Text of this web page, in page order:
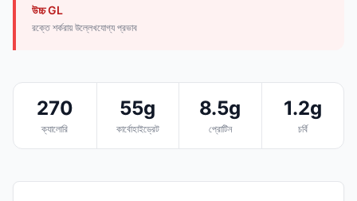
উচ্চ GL
রক্তে শর্করায় উল্লেখযোগ্য প্রভাব
270
ক্যালোরি
55g
কার্বোহাইড্রেট
8.5g
প্রোটিন
1.2g
চর্বি